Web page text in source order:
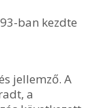
ban kezdte
jellemző. A
a